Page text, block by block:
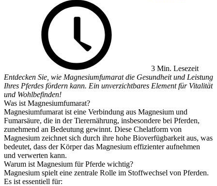
3 Min. Lesezeit
Entdecken Sie, wie Magnesiumfumarat die Gesundheit und Leistung
Ihres Pferdes fördern kann. Ein unverzichtbares Element für Vitalität
und Wohlbefinden!
Was ist Magnesiumfumarat?
Magnesiumfumarat ist eine Verbindung aus Magnesium und
Fumarsäure, die in der Tierernährung, insbesondere bei Pferden,
zunehmend an Bedeutung gewinnt. Diese Chelatform von
Magnesium zeichnet sich durch ihre hohe Bioverfügbarkeit aus, was
bedeutet, dass der Körper das Magnesium effizienter aufnehmen
und verwerten kann.
Warum ist Magnesium für Pferde wichtig?
Magnesium spielt eine zentrale Rolle im Stoffwechsel von Pferden.
Es ist essentiell für: